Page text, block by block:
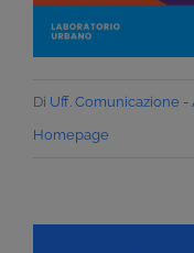
Di Uff. Comunicazione -
Homepage